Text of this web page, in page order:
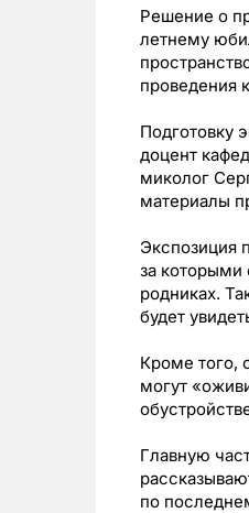
Решение о
летнему
проведения
Подготовку
доцент
миколог
материалы
Экспозиция
за которыми
родниках.
будет
Кроме того,
могут
Главную
по